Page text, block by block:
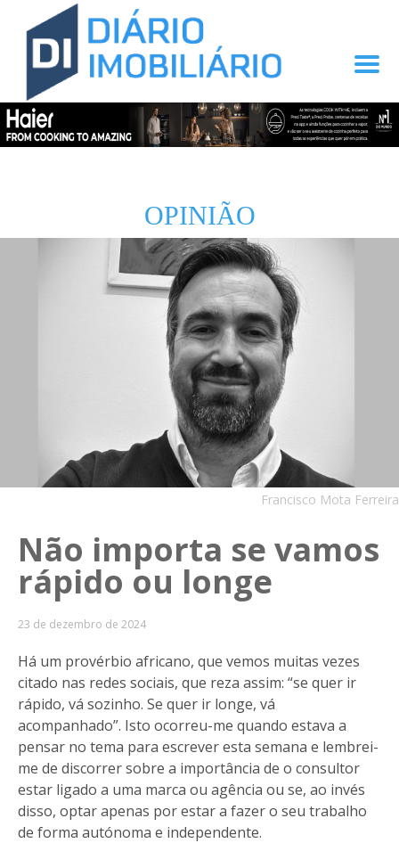
OPINIÃO
Francisco Mota Ferreira
Não importa se vamos
rápido ou longe
23 de dezembro de 2024
Há um provérbio africano, que vemos muitas vezes
citado nas redes sociais, que reza assim: “se quer ir
rápido, vá sozinho. Se quer ir longe, vá
acompanhado”. Isto ocorreu-me quando estava a
pensar no tema para escrever esta semana e lembrei-
me de discorrer sobre a importância de o consultor
estar ligado a uma marca ou agência ou se, ao invés
disso, optar apenas por estar a fazer o seu trabalho
de forma autónoma e independente.